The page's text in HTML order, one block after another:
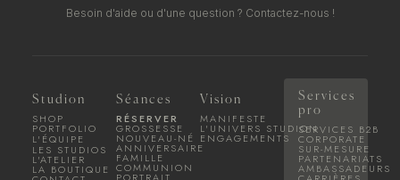
Besoin d'aide ou d'une question ? Contactez-nous !
Studion
SHOP
PORTFOLIO
L'ÉQUIPE
LES STUDIOS
L'ATELIER
LA BOUTIQUE
Séances
RÉSERVER
GROSSESSE
NOUVEAU-NÉ
ANNIVERSAIRE
FAMILLE
COMMUNION
Vision
MANIFESTE
L'UNIVERS STUDION
ENGAGEMENTS
Services
pro
SERVICES B2B
CORPORATE
SUR-MESURE
PARTENARIATS
AMBASSADEURS